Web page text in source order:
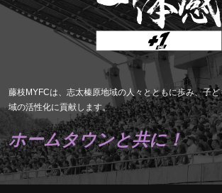
藤枝MYFCは、志太榛原地域の人々とともに歩み、子
域の活性化に貢献します。
ホームタウンと共に！